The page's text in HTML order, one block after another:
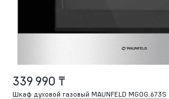
339 990 ₸
Шкаф духовой газовый MAUNFELD MGOG.673S